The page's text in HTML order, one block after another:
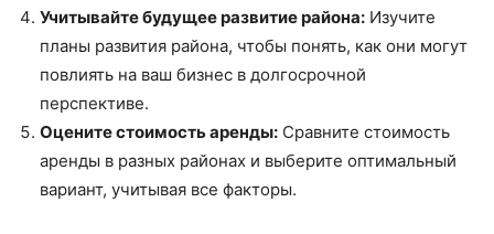
Учитывайте будущее развитие района: Изучите
планы развития района, чтобы понять, как они могут
повлиять на ваш бизнес в долгосрочной
перспективе.
Оцените стоимость аренды: Сравните стоимость
аренды в разных районах и выберите оптимальный
вариант, учитывая все факторы.